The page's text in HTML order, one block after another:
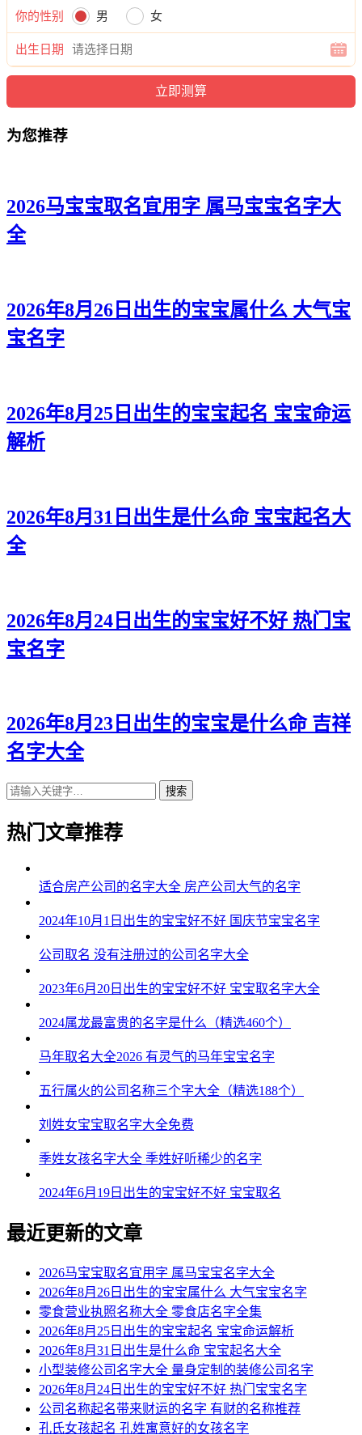
知佳、梵昕、梦净、睿兮、优俪、雅佑、宁菲、盼滢、杏碧、
影寄、梦珞、妮筱、俪蓉、绮滢、瑶枫、雅筠、媛兰、影甜、
歆唯、秋洛、卓恬、洛甜、熙夏、昕璟、莉欣、熙滢、淇悦、
桐诗、滢如、潼玥、诗澜、安云、静兮、如悦、筠绿、云丽、
菲蓉、然沐、灵梓、兮爱、宁萱、颍真、采欣、语兮、晓亦、
紫新、佳玥、兰静、恬玥、冰洛、蕾语、迪玥。
你的性别 男 女
出生日期
为您推荐
2026马宝宝取名宜用字 属马宝宝名字大
全
2026年8月26日出生的宝宝属什么 大气宝
宝名字
2026年8月25日出生的宝宝起名 宝宝命运
解析
2026年8月31日出生是什么命 宝宝起名大
全
2026年8月24日出生的宝宝好不好 热门宝
宝名字
2026年8月23日出生的宝宝是什么命 吉祥
名字大全
搜索
热门文章推荐
适合房产公司的名字大全 房产公司大气的名字
2024年10月1日出生的宝宝好不好 国庆节宝宝名字
公司取名 没有注册过的公司名字大全
2023年6月20日出生的宝宝好不好 宝宝取名字大全
2024属龙最富贵的名字是什么（精选460个）
马年取名大全2026 有灵气的马年宝宝名字
五行属火的公司名称三个字大全（精选188个）
刘姓女宝宝取名字大全免费
季姓女孩名字大全 季姓好听稀少的名字
2024年6月19日出生的宝宝好不好 宝宝取名
最近更新的文章
2026马宝宝取名宜用字 属马宝宝名字大全
2026年8月26日出生的宝宝属什么 大气宝宝名字
零食营业执照名称大全 零食店名字全集
2026年8月25日出生的宝宝起名 宝宝命运解析
2026年8月31日出生是什么命 宝宝起名大全
小型装修公司名字大全 量身定制的装修公司名字
2026年8月24日出生的宝宝好不好 热门宝宝名字
公司名称起名带来财运的名字 有财的名称推荐
孔氏女孩起名 孔姓寓意好的女孩名字